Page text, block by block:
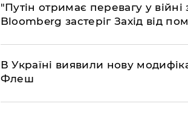
"Путін отримає перевагу у
Bloomberg застеріг Захід від
В Україні виявили нову
Флеш